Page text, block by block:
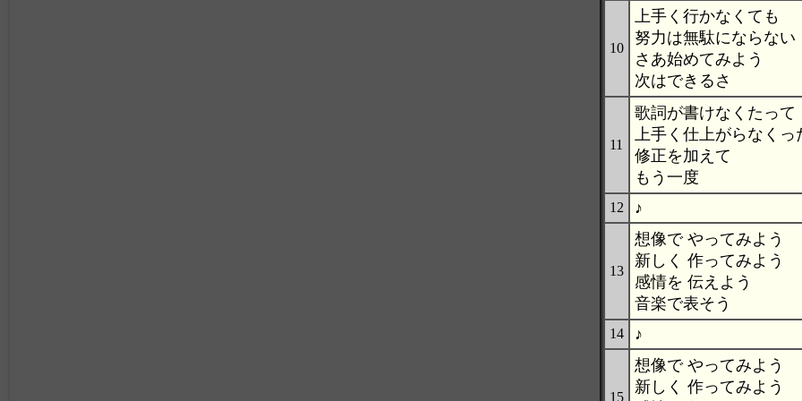
10
上手く行かなくても
努力は無駄にならない
さあ始めてみよう
次はできるさ
11
歌詞が書けなくたって
上手く仕上がらなくっ
修正を加えて
もう一度
12 ♪
13
想像で やってみよう
新しく 作ってみよう
感情を 伝えよう
音楽で表そう
14 ♪
15
想像で やってみよう
新しく 作ってみよう